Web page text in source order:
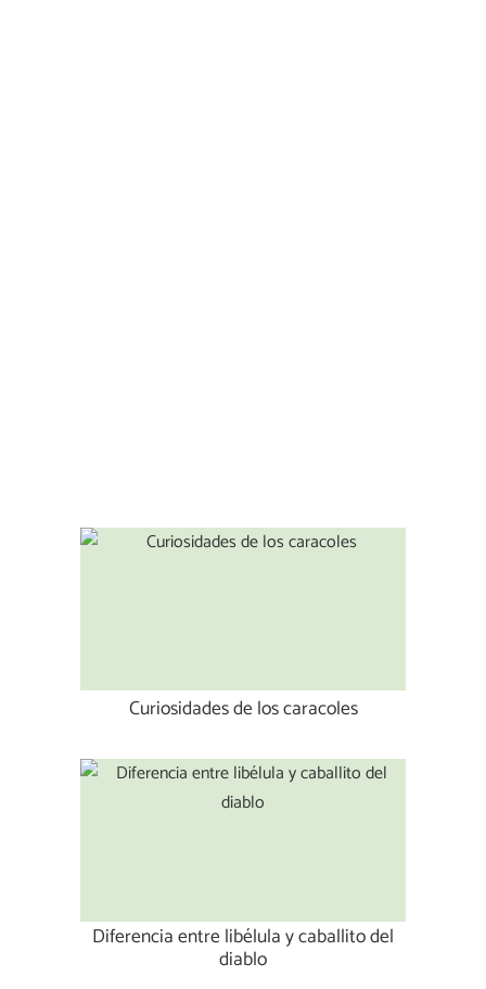
Curiosidades de los caracoles
Diferencia entre libélula y caballito del
diablo